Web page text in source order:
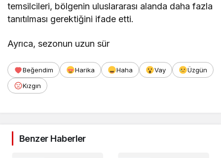
temsilcileri, bölgenin uluslararası alanda daha fazla
tanıtılması gerektiğini ifade etti.
Ayrıca, sezonun uzun sür
Beğendim Harika Haha Vay
Üzgün
Kızgın
Benzer Haberler